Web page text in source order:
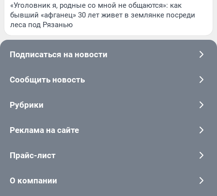
«Уголовник я, родные со мной не общаются»: как
бывший «афганец» 30 лет живет в землянке посреди
леса под Рязанью
Подписаться на новости
Сообщить новость
Рубрики
Реклама на сайте
Прайс-лист
О компании